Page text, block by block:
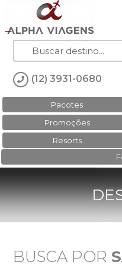
(12) 3931-0680
Pacotes
Promoções
Resorts
BUSCA POR